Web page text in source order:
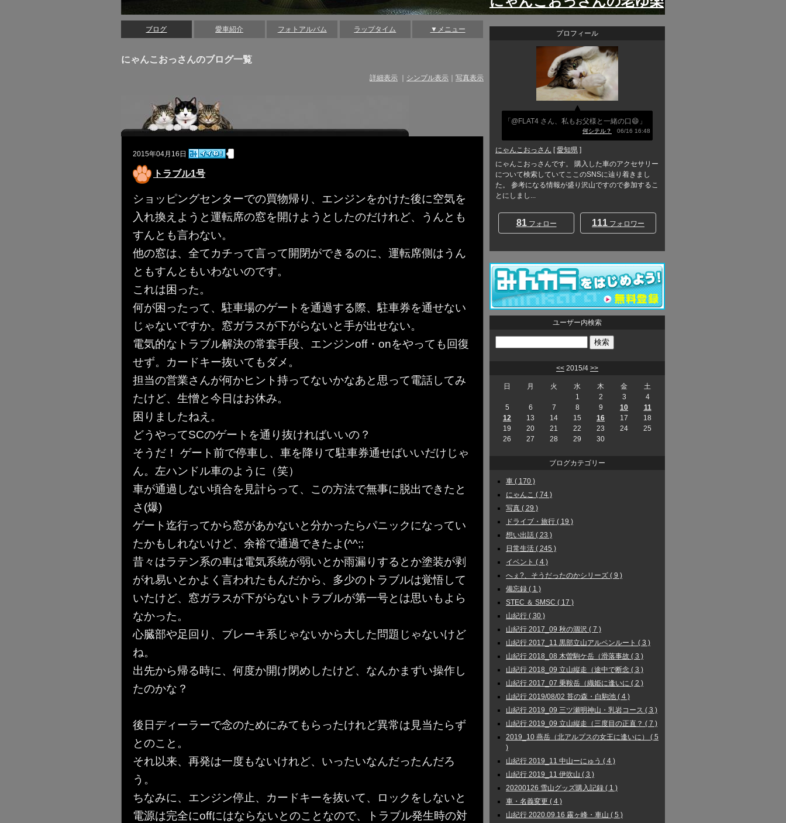
ブログ 愛車紹介 フォトアルバム ラップタイム ▼メニュー
にゃんこおっさんのブログ一覧
詳細表示 シンプル表示 写真表示
2015年04月16日
トラブル1号
ショッピングセンターでの買物帰り、エンジンをかけた後に空気を
入れ換えようと運転席の窓を開けようとしたのだけれど、うんとも
すんとも言わない。
他の窓は、全てカチって言って開閉ができるのに、運転席側はうん
ともすんともいわないのです。
これは困った。
何が困ったって、駐車場のゲートを通過する際、駐車券を通せない
じゃないですか。窓ガラスが下がらないと手が出せない。
電気的なトラブル解決の常套手段、エンジンoff・onをやっても回復
せず。カードキー抜いてもダメ。
担当の営業さんが何かヒント持ってないかなあと思って電話してみ
たけど、生憎と今日はお休み。
困りましたねえ。
どうやってSCのゲートを通り抜ければいいの？
そうだ！ ゲート前で停車し、車を降りて駐車券通せばいいだけじゃ
ん。左ハンドル車のように（笑）
車が通過しない頃合を見計らって、この方法で無事に脱出できたと
さ(爆)
ゲート迄行ってから窓があかないと分かったらパニックになってい
たかもしれないけど、余裕で通過できたよ(^^;;
昔々はラテン系の車は電気系統が弱いとか雨漏りするとか塗装が剥
がれ易いとかよく言われたもんだから、多少のトラブルは覚悟して
いたけど、窓ガラスが下がらないトラブルが第一号とは思いもよら
なかった。
心臓部や足回り、ブレーキ系じゃないから大した問題じゃないけど
ね。
出先から帰る時に、何度か開け閉めしたけど、なんかまずい操作し
たのかな？
後日ディーラーで念のためにみてもらったけれど異常は見当たらず
とのこと。
それ以来、再発は一度もないけれど、いったいなんだったんだろ
う。
ちなみに、エンジン停止、カードキーを抜いて、ロックをしないと
電源は完全にoffにはならないとのことなので、トラブル発生時の対
プロフィール
「@FLAT4 さん、私もお父様と一緒の口😄」
何シテル？ 06/16 16:48
にゃんこおっさん [愛知県 ]
にゃんこおっさんです。 購入した車のアクセサリー
について検索していてここのSNSに辿り着きまし
た。 参考になる情報が盛り沢山ですので参加するこ
とにしまし...
81フォロー 111 フォロワー
ユーザー内検索
<< 2015/4 >>
日 月 火 水 木 金
土
1
2 3
4
5
6 7 8 9 10
11
12
13 14 15 16 17
18
19
20 21 22 23 24
25
26
27 28 29 30
ブログカテゴリー
車 ( 170 )
にゃんこ ( 74 )
写真 ( 29 )
ドライブ・旅行 ( 19 )
想い出話 ( 23 )
日常生活 ( 245 )
イベント ( 4 )
へぇ?、そうだったのかシリーズ ( 9 )
備忘録 ( 1 )
STEC ＆ SMSC ( 17 )
山紀行 ( 30 )
山紀行 2017_09 秋の涸沢 ( 7 )
山紀行 2017_11 黒部立山アルペンルート ( 3 )
山紀行 2018_08 木曽駒ケ岳（滑落事故 ( 3 )
山紀行 2018_09 立山縦走（途中で断念 ( 3 )
山紀行 2017_07 乗鞍岳（織姫に逢いに ( 2 )
山紀行 2019/08/02 苔の森・白駒池 ( 4 )
山紀行 2019_09 三ツ瀬明神山・乳岩コース ( 3 )
山紀行 2019_09 立山縦走（三度目の正直？ ( 7 )
2019_10 燕岳（北アルプスの女王に逢いに） ( 5
)
山紀行 2019_11 中山ーにゅう ( 4 )
山紀行 2019_11 伊吹山 ( 3 )
20200126 雪山グッズ購入記録 ( 1 )
車・名義変更 ( 4 )
山紀行 2020.09.16 霧ヶ峰・車山 ( 5 )